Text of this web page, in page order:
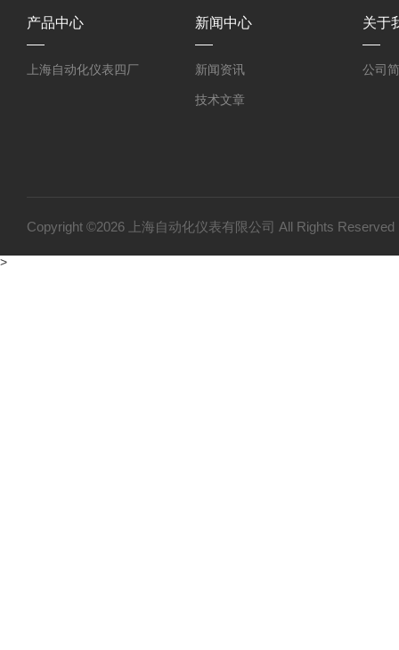
产品中心
上海自动化仪表四厂
新闻中心
新闻资讯
技术文章
关于
公司
Copyright ©2026 上海自动化仪表有限公司 All Rights
>